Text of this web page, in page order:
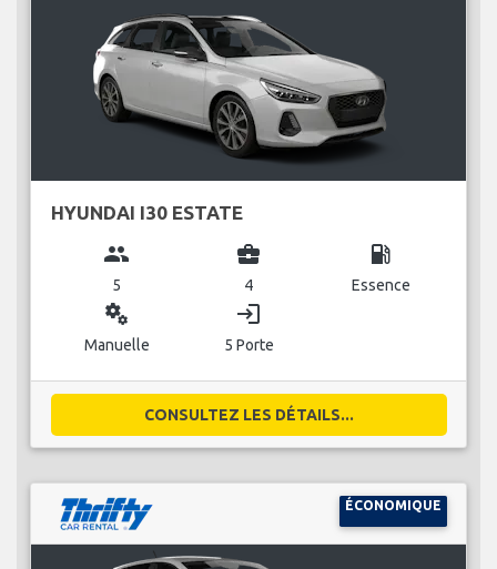
HYUNDAI I30 ESTATE
group
5
business_center
4
local_gas_station
Essence
miscellaneous_services
Manuelle
login
5 Porte
CONSULTEZ LES DÉTAILS...
ÉCONOMIQUE